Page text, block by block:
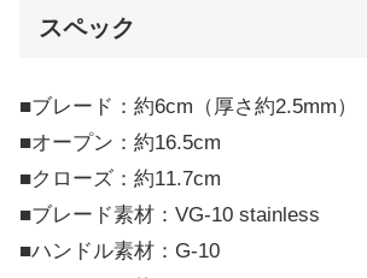
スペック
■ブレード：約6cm（厚さ約2.5mm）
■オープン：約16.5cm
■クローズ：約11.7cm
■ブレード素材：VG-10 stainless
■ハンドル素材：G-10